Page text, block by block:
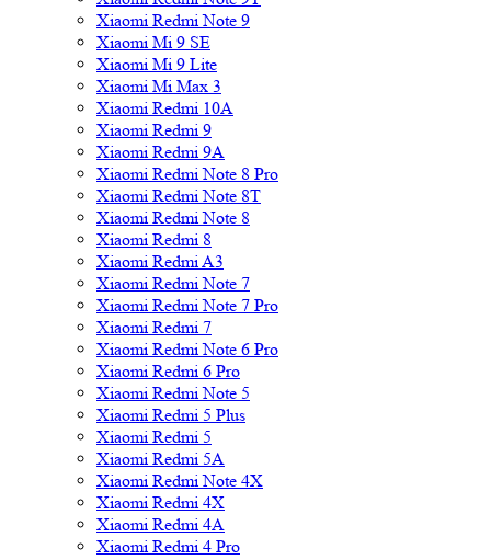
Xiaomi Redmi Note 9
Xiaomi Mi 9 SE
Xiaomi Mi 9 Lite
Xiaomi Mi Max 3
Xiaomi Redmi 10A
Xiaomi Redmi 9
Xiaomi Redmi 9A
Xiaomi Redmi Note 8 Pro
Xiaomi Redmi Note 8T
Xiaomi Redmi Note 8
Xiaomi Redmi 8
Xiaomi Redmi A3
Xiaomi Redmi Note 7
Xiaomi Redmi Note 7 Pro
Xiaomi Redmi 7
Xiaomi Redmi Note 6 Pro
Xiaomi Redmi 6 Pro
Xiaomi Redmi Note 5
Xiaomi Redmi 5 Plus
Xiaomi Redmi 5
Xiaomi Redmi 5A
Xiaomi Redmi Note 4X
Xiaomi Redmi 4X
Xiaomi Redmi 4A
Xiaomi Redmi 4 Pro